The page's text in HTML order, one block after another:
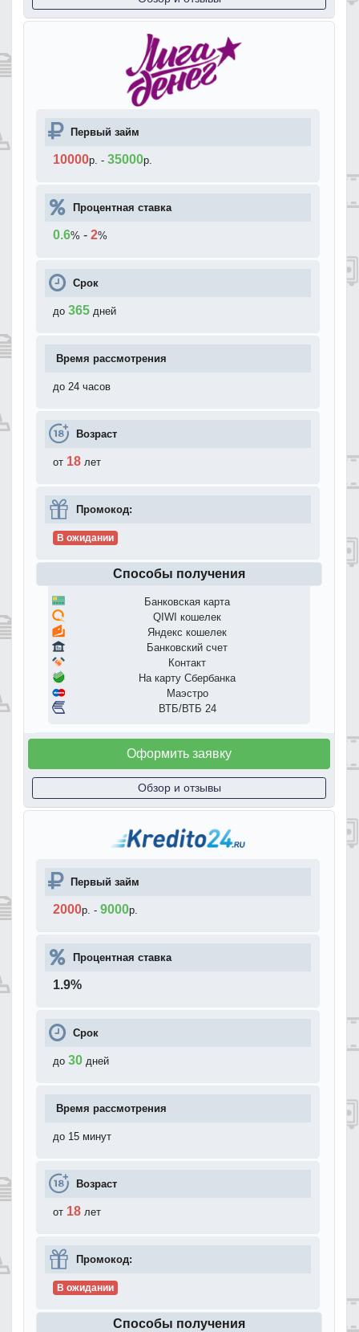
Первый займ
10000р. - 35000р.
Процентная ставка
0.6% - 2%
Срок
до 365 дней
Время рассмотрения
до 24 часов
Возраст
от 18 лет
Промокод:
В ожидании
Способы получения
Банковская карта
QIWI кошелек
Яндекс кошелек
Банковский счет
Контакт
На карту Сбербанка
Маэстро
ВТБ/ВТБ 24
Оформить заявку
Обзор и отзывы
Первый займ
2000р. - 9000р.
Процентная ставка
1.9%
Срок
до 30 дней
Время рассмотрения
до 15 минут
Возраст
от 18 лет
Промокод:
В ожидании
Способы получения